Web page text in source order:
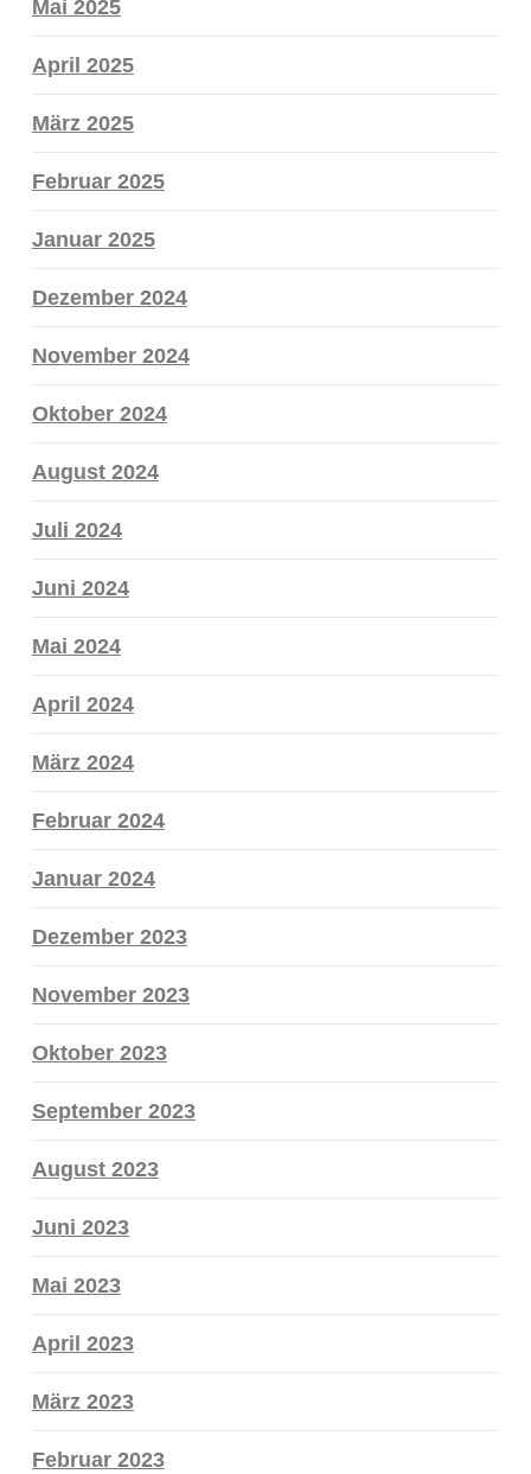
Mai 2025
April 2025
März 2025
Februar 2025
Januar 2025
Dezember 2024
November 2024
Oktober 2024
August 2024
Juli 2024
Juni 2024
Mai 2024
April 2024
März 2024
Februar 2024
Januar 2024
Dezember 2023
November 2023
Oktober 2023
September 2023
August 2023
Juni 2023
Mai 2023
April 2023
März 2023
Februar 2023